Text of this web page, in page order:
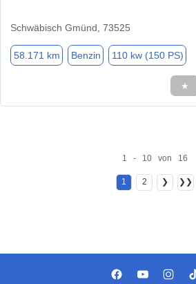
Schwäbisch Gmünd, 73525
58.171 km Benzin 110 kw (150 PS)
★
1 - 10 von 16
1 2 ❯ ❯❯